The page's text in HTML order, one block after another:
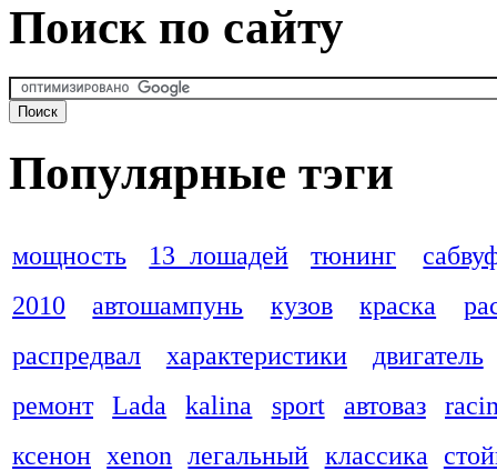
Поиск по сайту
Популярные тэги
мощность 13 лошадей тюнинг
2010
автошампунь кузов краска
распредвал
характеристики
двигатель
ремонт
Lada kalina sport автоваз
ксенон xenon легальный классика